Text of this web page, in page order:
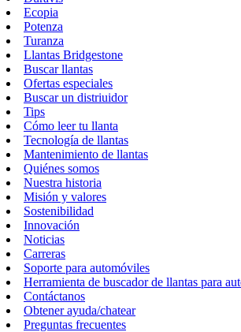
Ecopia
Potenza
Turanza
Llantas Bridgestone
Buscar llantas
Ofertas especiales
Buscar un distriuidor
Tips
Cómo leer tu llanta
Tecnología de llantas
Mantenimiento de llantas
Quiénes somos
Nuestra historia
Misión y valores
Sostenibilidad
Innovación
Noticias
Carreras
Soporte para automóviles
Herramienta de buscador de llantas para
Contáctanos
Obtener ayuda/chatear
Preguntas frecuentes